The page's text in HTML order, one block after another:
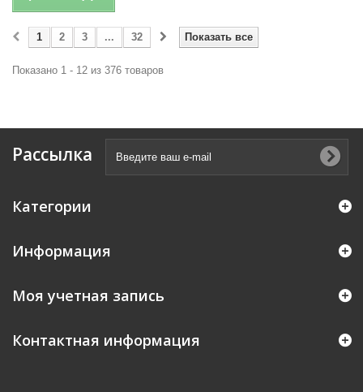
Показать все
1 2 3 ... 32
Показано 1 - 12 из 376 товаров
Рассылка
Категории
Информация
Моя учетная запись
Контактная информация